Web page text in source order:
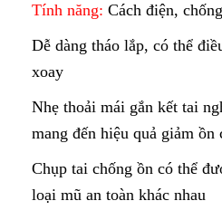
Tính năng: Cách điện,
Dễ dàng tháo lắp, có thể
xoay
Nhẹ thoải mái gắn kết tai
mang đến hiệu quả giảm ồn
Chụp tai chống ồn có thể
loại mũ an toàn khác nhau